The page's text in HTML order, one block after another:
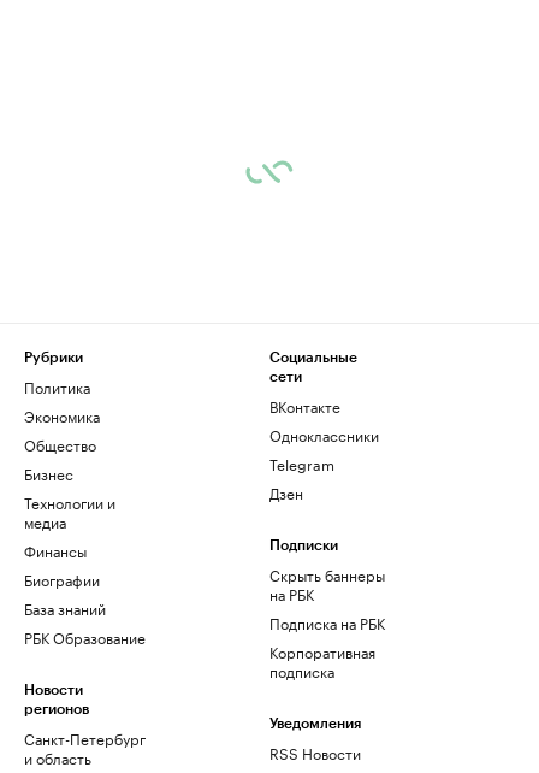
Рубрики
Политика
Экономика
Общество
Бизнес
Технологии и
медиа
Финансы
Биографии
База знаний
РБК Образование
Новости
регионов
Санкт-Петербург
и область
Социальные
сети
ВКонтакте
Одноклассники
Telegram
Дзен
Подписки
Скрыть баннеры
на РБК
Подписка на РБК
Корпоративная
подписка
Уведомления
RSS Новости